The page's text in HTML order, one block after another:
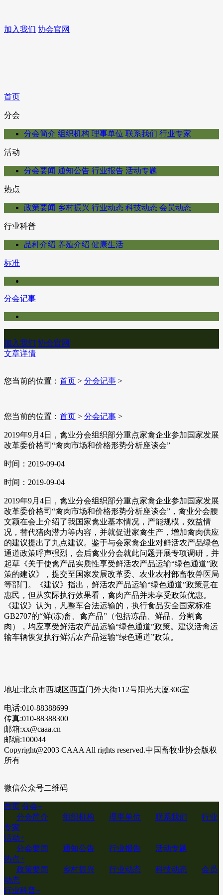
加入我们 协会官网
首页
分会
分会简介 组织机构 理事单位 联系我们 行业专家
活动
分会要闻 通知公告 行业报告 活动专题
热点
政策要闻 乡村振兴 行业动态 科技动态 会员动态
行业科普
品种介绍 养殖介绍 健康生活
标准
分会记事
加入我们 协会官网
文章详情
您当前的位置： 首页 > 分会记事 >
您当前的位置： 首页 > 分会记事 >
2019年9月4日，禽业分会组织部分重点家禽企业参加国家发展
改革委价格司“禽肉市场和价格形势分析座谈会”
时间：2019-09-04
时间：2019-09-04
2019年9月4日，禽业分会组织部分重点家禽企业参加国家发展
改革委价格司“禽肉市场和价格形势分析座谈会”，禽业分会腰
文颖在会上介绍了我国家禽业基本情况，产能规模，效益情
况，替代猪肉潜力等内容，并就促进家禽生产，增加禽肉供应
的建议提出了九点建议。鉴于与会家禽企业对鲜活农产品绿色
通道政策呼声强烈，会后禽业分会就此问题开展专项调研，并
起草《关于使禽产品实质性享受鲜活农产品运输“绿色通道”政
策的建议》，提交至国家发展改革委、农业农村部畜牧兽医局
等部门。《建议》指出，鲜活农产品运输“绿色通道”政策意在
惠民，但从实际执行效果看，禽肉产品并未享受政策优惠。
《建议》认为，凡整车合法运输的，执行食品安全国家标准
GB2707的“鲜(冻)畜、禽产品”（包括冻品、鲜品、分割禽
肉），均应享受鲜活农产品运输“绿色通道”政策。建议活禽运
输车辆恢复执行鲜活农产品运输“绿色通道”政策。
地址:北京市西城区西直门外大街112号阳光大厦306室
电话:010-88388699
传真:010-88388300
邮箱:xx@caaa.cn
邮编:100044
Copyright@2003 CAAA All rights reserved.中国畜牧业协会版权
所有
微信公众号二维码
首页 分会+
分会简介
组织机构 理事单位 联系我们
行业
专家
活动+
分会要闻
通知公告 行业报告
活动专题
热点+
政策要闻
乡村振兴 行业动态 科技动态
会员
动态
行业科普+